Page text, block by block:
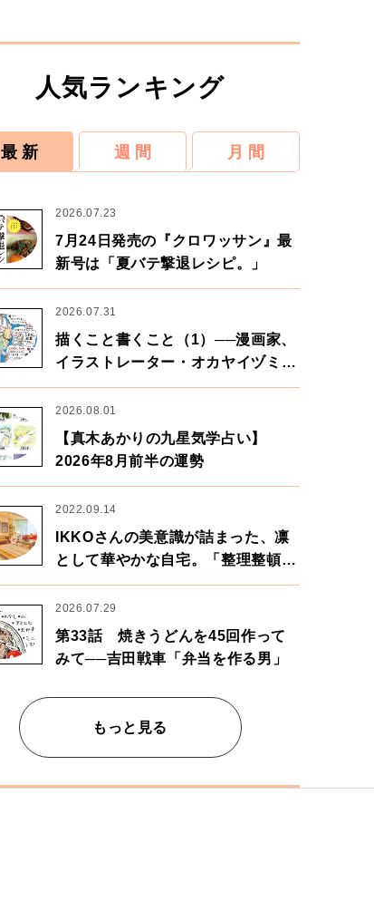
人気ランキング
最 新 週 間 月 間
2026.07.23
7月24日発売の『クロワッサン』最
新号は「夏バテ撃退レシピ。」
2026.07.31
描くこと書くこと（1）──漫画家、
イラストレーター・オカヤイヅミさ
ん×漫画家・鶴谷香央理さん
2026.08.01
【真木あかりの九星気学占い】
2026年8月前半の運勢
2022.09.14
IKKOさんの美意識が詰まった、凛
として華やかな自宅。「整理整頓は
心のリズムが乱されないための作
業」。
2026.07.29
第33話 焼きうどんを45回作って
みて──吉田戦車「弁当を作る男」
もっと見る